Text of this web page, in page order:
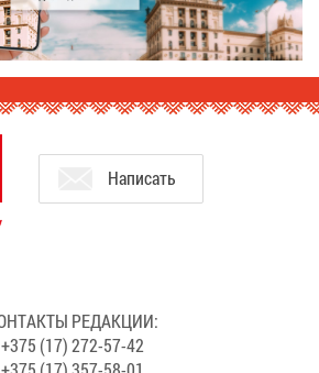
На­пи­сать
РЕ­ДАК­ЦИИ:
+375 (17) 272-57-42